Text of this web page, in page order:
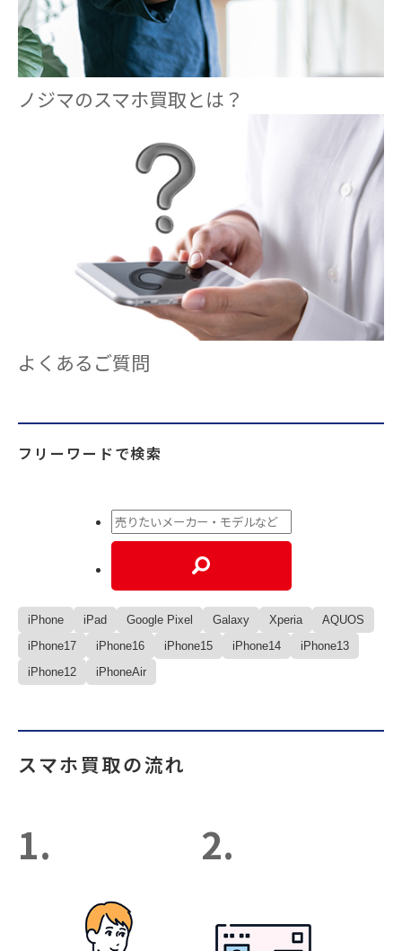
ノジマのスマホ買取とは？
よくあるご質問
フリーワードで検索
iPhone iPad Google Pixel Galaxy Xperia
AQUOS
iPhone17
iPhone16 iPhone15 iPhone14
iPhone13
iPhone12
iPhoneAir
スマホ買取の流れ
1. 2.